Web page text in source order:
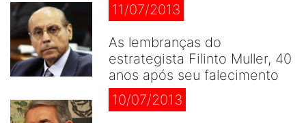
11/07/2013
As lembranças do
estrategista Filinto Muller, 40
anos após seu falecimento
10/07/2013